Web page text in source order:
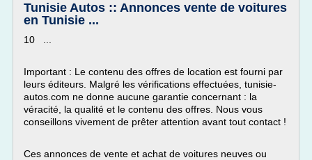
Tunisie Autos :: Annonces vente de voitures
en Tunisie ...
10 ...
Important : Le contenu des offres de location est fourni par
leurs éditeurs. Malgré les vérifications effectuées, tunisie-
autos.com ne donne aucune garantie concernant : la
véracité, la qualité et le contenu des offres. Nous vous
conseillons vivement de prêter attention avant tout contact !
Ces annonces de vente et achat de voitures neuves ou